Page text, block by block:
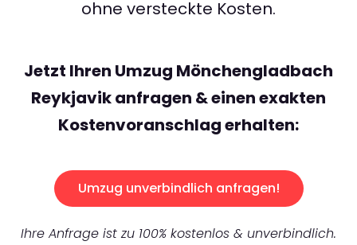
ohne versteckte Kosten.
Jetzt Ihren Umzug Mönchengladbach
Reykjavik anfragen & einen exakten
Kostenvoranschlag erhalten:
Umzug unverbindlich anfragen!
Ihre Anfrage ist zu 100% kostenlos & unverbindlich.